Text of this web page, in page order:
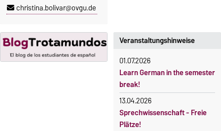
christina.bolivar@ovgu.de
OVGU-Account
Oktober 2026.
Kursteilnahme nur nach
fristgerechter Online-
Anmeldung
Gebühren
Gebührenrückerstattung
Gebührenbefreiungen bei
curricularer Sprachausbildung
Gebührenbefreiung bei
Incomings
Veranstaltungshinweise
01.07.2026
Learn German in the semester
break!
13.04.2026
Sprechwissenschaft - Freie
Plätze!